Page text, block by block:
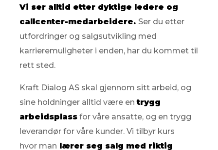
Vi ser alltid etter dyktige ledere og
callcenter-medarbeidere. Ser du etter
utfordringer og salgsutvikling med
karrieremuligheter i enden, har du kommet til
rett sted.
Kraft Dialog AS skal gjennom sitt arbeid, og
sine holdninger alltid være entrygg
arbeidsplass for våre ansatte, og en trygg
leverandør for våre kunder. Vi tilbyr kurs
hvor man lærer seg salg med riktig